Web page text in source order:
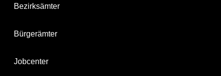
Bezirksämter
Bürgerämter
Jobcenter